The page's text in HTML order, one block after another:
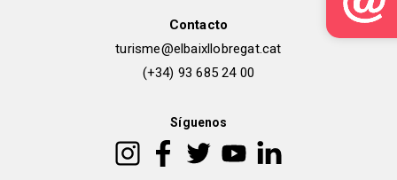
Contacto
turisme@elbaixllobregat.cat
(+34) 93 685 24 00
Síguenos